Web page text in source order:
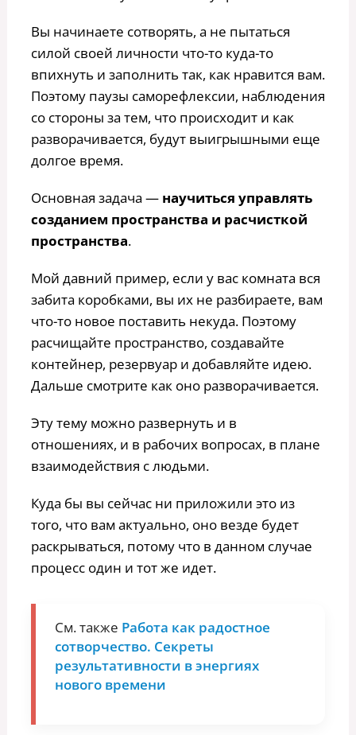
Вы начинаете сотворять, а не пытаться
силой своей личности что-то куда-то
впихнуть и заполнить так, как нравится вам.
Поэтому паузы саморефлексии, наблюдения
со стороны за тем, что происходит и как
разворачивается, будут выигрышными еще
долгое время.
Основная задача — научиться управлять
созданием пространства и расчисткой
пространства.
Мой давний пример, если у вас комната вся
забита коробками, вы их не разбираете, вам
что-то новое поставить некуда. Поэтому
расчищайте пространство, создавайте
контейнер, резервуар и добавляйте идею.
Дальше смотрите как оно разворачивается.
Эту тему можно развернуть и в
отношениях, и в рабочих вопросах, в плане
взаимодействия с людьми.
Куда бы вы сейчас ни приложили это из
того, что вам актуально, оно везде будет
раскрываться, потому что в данном случае
процесс один и тот же идет.
См. также Работа как радостное
сотворчество. Секреты
результативности в энергиях
нового времени